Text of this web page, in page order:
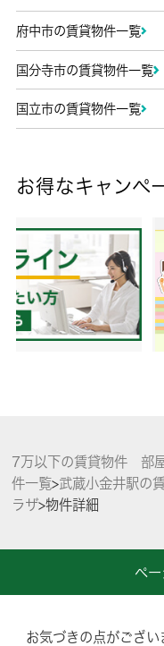
府中市の賃貸物件一覧
国分寺市の賃貸物件一覧
国立市の賃貸物件一覧
お得なキャンペ
7万以下の賃貸物件 部
件一覧>武蔵小金井駅の
ラザ>物件詳細
ペ
お気づきの点がござい